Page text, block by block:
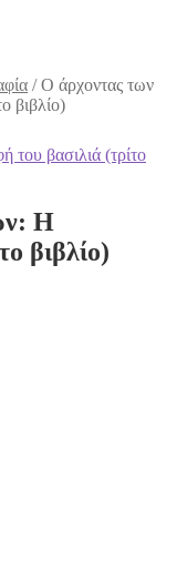
/Ο άρχοντας των
βιβλίο)
Η
βιβλίο)